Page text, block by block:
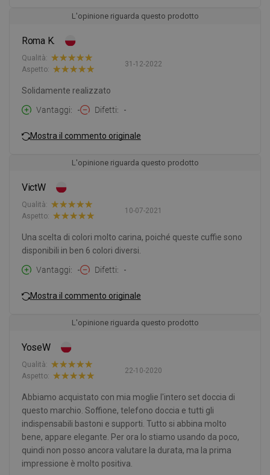
L'opinione riguarda questo prodotto
Roma K.
31-12-2022
Qualità:
Aspetto:
Solidamente realizzato
Vantaggi
- Difetti -
Mostra il commento originale
L'opinione riguarda questo prodotto
VictW
10-07-2021
Qualità:
Aspetto:
Una scelta di colori molto carina, poiché queste cuffie sono
disponibili in ben 6 colori diversi.
Vantaggi
- Difetti -
Mostra il commento originale
L'opinione riguarda questo prodotto
YoseW
22-10-2020
Qualità:
Aspetto:
Abbiamo acquistato con mia moglie l'intero set doccia di
questo marchio. Soffione, telefono doccia e tutti gli
indispensabili bastoni e supporti. Tutto si abbina molto
bene, appare elegante. Per ora lo stiamo usando da poco,
quindi non posso ancora valutare la durata, ma la prima
impressione è molto positiva.